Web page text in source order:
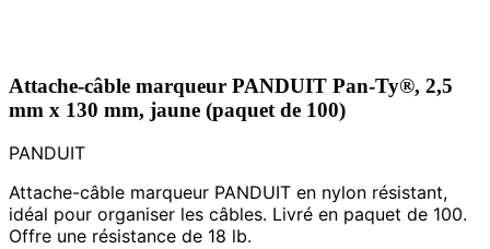
Attache-câble marqueur PANDUIT Pan-Ty®, 2,5
mm x 130 mm, jaune (paquet de 100)
PANDUIT
Attache-câble marqueur PANDUIT en nylon résistant,
idéal pour organiser les câbles. Livré en paquet de 100.
Offre une résistance de 18 lb.